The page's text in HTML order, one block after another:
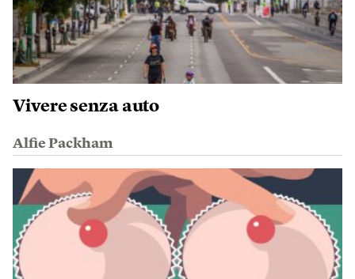
Vivere senza auto
Alfie Packham